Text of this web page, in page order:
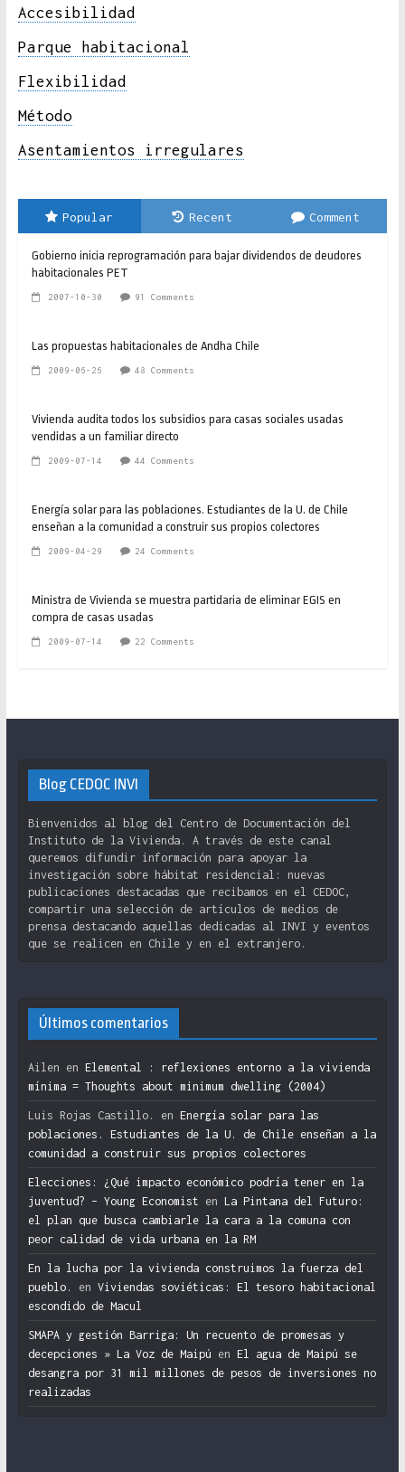
Accesibilidad
Parque habitacional
Flexibilidad
Método
Asentamientos irregulares
Popular Recent Comment
Gobierno inicia reprogramación para bajar dividendos de deudores
habitacionales PET
2007-10-30 91 Comments
Las propuestas habitacionales de Andha Chile
2009-06-26 48 Comments
Vivienda audita todos los subsidios para casas sociales usadas
vendidas a un familiar directo
2009-07-14 44 Comments
Energía solar para las poblaciones. Estudiantes de la U. de Chile
enseñan a la comunidad a construir sus propios colectores
2009-04-29 24 Comments
Ministra de Vivienda se muestra partidaria de eliminar EGIS en
compra de casas usadas
2009-07-14 22 Comments
Blog CEDOC INVI
Bienvenidos al blog del Centro de Documentación del
Instituto de la Vivienda. A través de este canal
queremos difundir información para apoyar la
investigación sobre hábitat residencial: nuevas
publicaciones destacadas que recibamos en el CEDOC,
compartir una selección de artículos de medios de
prensa destacando aquellas dedicadas al INVI y eventos
que se realicen en Chile y en el extranjero.
Últimos comentarios
Ailen en Elemental : reflexiones entorno a la vivienda
mínima = Thoughts about minimum dwelling (2004)
Luis Rojas Castillo. en Energía solar para las
poblaciones. Estudiantes de la U. de Chile enseñan a la
comunidad a construir sus propios colectores
Elecciones: ¿Qué impacto económico podría tener en la
juventud? – Young Economist en La Pintana del Futuro:
el plan que busca cambiarle la cara a la comuna con
peor calidad de vida urbana en la RM
En la lucha por la vivienda construimos la fuerza del
pueblo.
en Viviendas soviéticas: El tesoro habitacional
escondido de Macul
SMAPA y gestión Barriga: Un recuento de promesas y
decepciones » La Voz de Maipú en El agua de Maipú se
desangra por 31 mil millones de pesos de inversiones no
realizadas